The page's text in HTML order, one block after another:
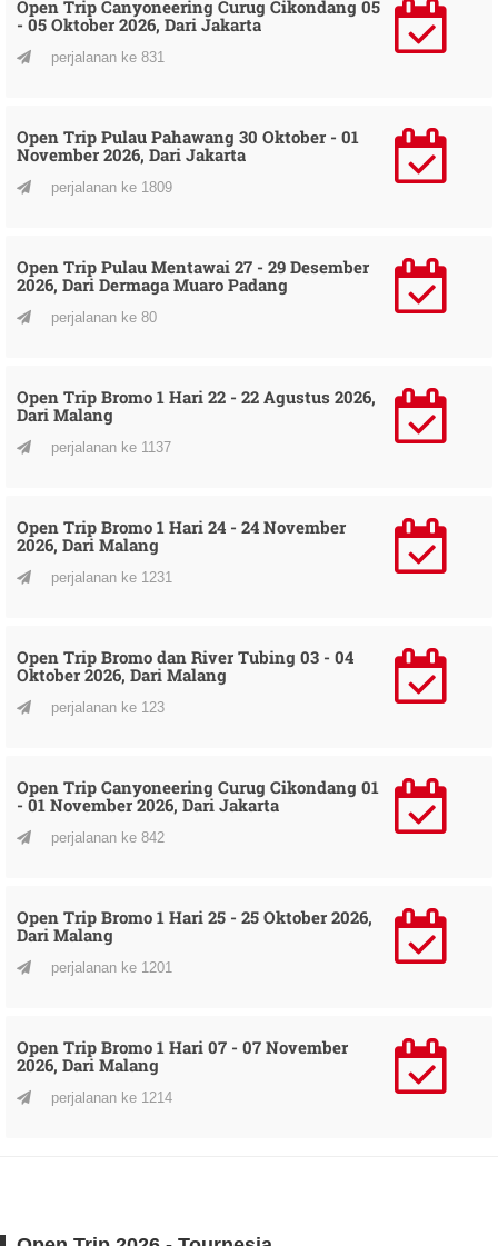
Open Trip Canyoneering Curug Cikondang 05
- 05 Oktober 2026, Dari Jakarta
perjalanan ke 831
Open Trip Pulau Pahawang 30 Oktober - 01
November 2026, Dari Jakarta
perjalanan ke 1809
Open Trip Pulau Mentawai 27 - 29 Desember
2026, Dari Dermaga Muaro Padang
perjalanan ke 80
Open Trip Bromo 1 Hari 22 - 22 Agustus 2026,
Dari Malang
perjalanan ke 1137
Open Trip Bromo 1 Hari 24 - 24 November
2026, Dari Malang
perjalanan ke 1231
Open Trip Bromo dan River Tubing 03 - 04
Oktober 2026, Dari Malang
perjalanan ke 123
Open Trip Canyoneering Curug Cikondang 01
- 01 November 2026, Dari Jakarta
perjalanan ke 842
Open Trip Bromo 1 Hari 25 - 25 Oktober 2026,
Dari Malang
perjalanan ke 1201
Open Trip Bromo 1 Hari 07 - 07 November
2026, Dari Malang
perjalanan ke 1214